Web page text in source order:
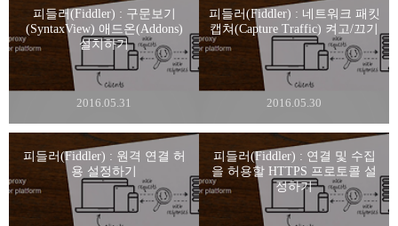
피들러(Fiddler) : 구문보기
(SyntaxView) 애드온(Addons)
설치하기
2016.05.31
피들러(Fiddler) : 네트워크 패킷
캡쳐(Capture Traffic) 켜고/끄기
2016.05.30
피들러(Fiddler) : 원격 연결 허
용 설정하기
피들러(Fiddler) : 연결 및 수집
을 허용할 HTTPS 프로토콜 설
정하기